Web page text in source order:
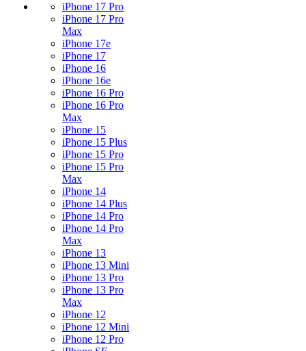
iPhone 17 Pro
iPhone 17 Pro
Max
iPhone 17e
iPhone 17
iPhone 16
iPhone 16e
iPhone 16 Pro
iPhone 16 Pro
Max
iPhone 15
iPhone 15 Plus
iPhone 15 Pro
iPhone 15 Pro
Max
iPhone 14
iPhone 14 Plus
iPhone 14 Pro
iPhone 14 Pro
Max
iPhone 13
iPhone 13 Mini
iPhone 13 Pro
iPhone 13 Pro
Max
iPhone 12
iPhone 12 Mini
iPhone 12 Pro